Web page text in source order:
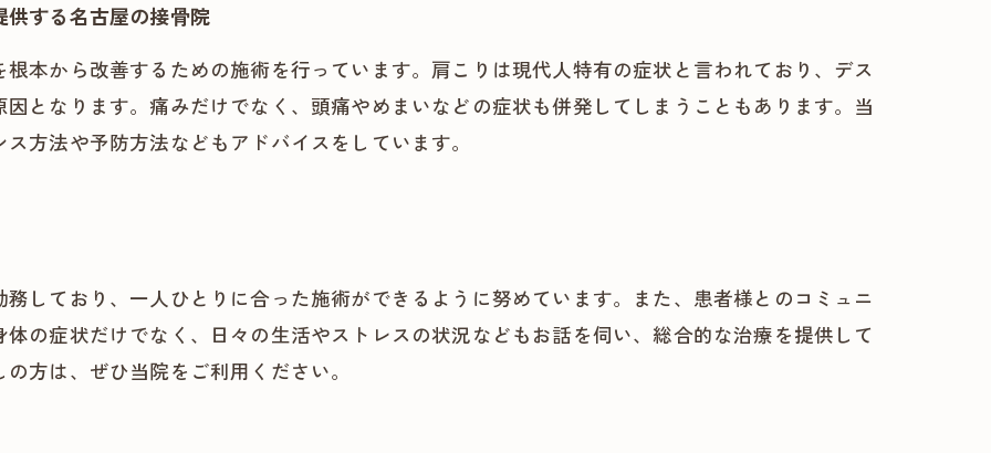
する名古屋の接骨院
本から改善するための施術を行っています。肩こりは現代人特有の症状と言われており、デス
となります。痛みだけでなく、頭痛やめまいなどの症状も併発してしまうこともあります。当
方法や予防方法などもアドバイスをしています。
しており、一人ひとりに合った施術ができるように努めています。また、患者様とのコミュニ
の症状だけでなく、日々の生活やストレスの状況などもお話を伺い、総合的な治療を提供して
方は、ぜひ当院をご利用ください。